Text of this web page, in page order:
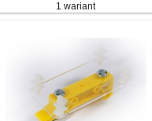
1 wariant